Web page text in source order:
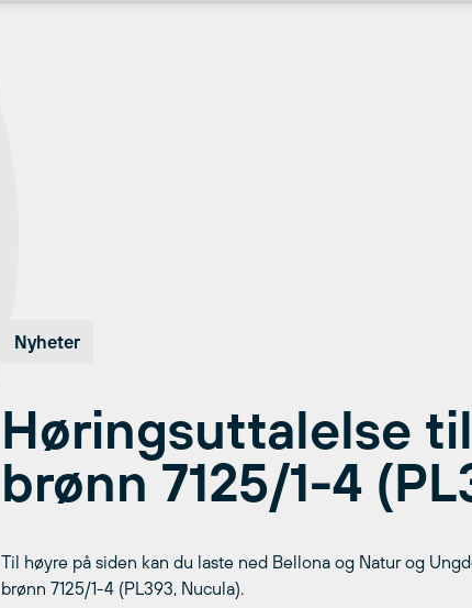
Nyheter
Høringsuttalelse
brønn 7125/1-4
Til høyre på siden kan du laste ned Bellona og Natur og
brønn 7125/1-4 (PL393, Nucula).